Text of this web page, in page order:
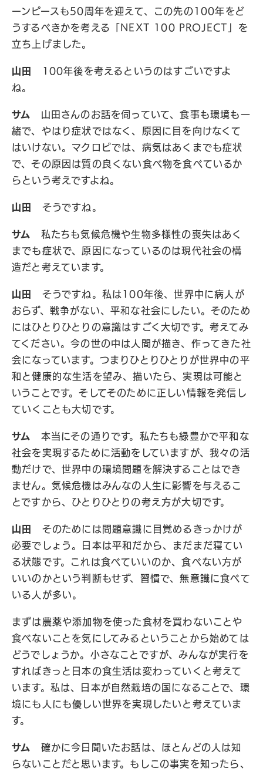
ーンピースも50周年を迎えて、この先の100年をど
うするべきかを考える「NEXT 100 PROJECT」を
立ち上げました。
山田
100年後を考えるというのはすごいですよ
ね。
サム
山田さんのお話を伺っていて、食事も環境も一
緒で、やはり症状ではなく、原因に目を向けなくて
はいけない。マクロビでは、病気はあくまでも症状
で、その原因は質の良くない食べ物を食べているか
らという考えですよね。
山田 そうですね。
サム
私たちも気候危機や生物多様性の喪失はあく
までも症状で、原因になっているのは現代社会の構
造だと考えています。
山田
そうですね。私は100年後、世界中に病人が
おらず、戦争がない、平和な社会にしたい。そのため
にはひとりひとりの意識はすごく大切です。考えてみ
てください。今の世の中は人間が描き、作ってきた社
会になっています。つまりひとりひとりが世界中の平
和と健康的な生活を望み、描いたら、実現は可能と
いうことです。そしてそのために正しい情報を発信し
ていくことも大切です。
サム
本当にその通りです。私たちも緑豊かで平和な
社会を実現するために活動をしていますが、我々の活
動だけで、世界中の環境問題を解決することはでき
ません。気候危機はみんなの人生に影響を与えるこ
とですから、ひとりひとりの考え方が大切です。
山田
そのためには問題意識に目覚めるきっかけが
必要でしょう。日本は平和だから、まだまだ寝てい
る状態です。これは食べていいのか、食べない方が
いいのかという判断もせず、習慣で、無意識に食べて
いる人が多い。
まずは農薬や添加物を使った食材を買わないことや
食べないことを気にしてみるということから始めては
どうでしょうか。小さなことですが、みんなが実行を
すればきっと日本の食生活は変わっていくと考えて
います。私は、日本が自然栽培の国になることで、環
境にも人にも優しい世界を実現したいと考えていま
す。
サム
確かに今日聞いたお話は、ほとんどの人は知
らないことだと思います。もしこの事実を知ったら、